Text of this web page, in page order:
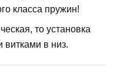
класса пружин!
то установка
витками в низ.